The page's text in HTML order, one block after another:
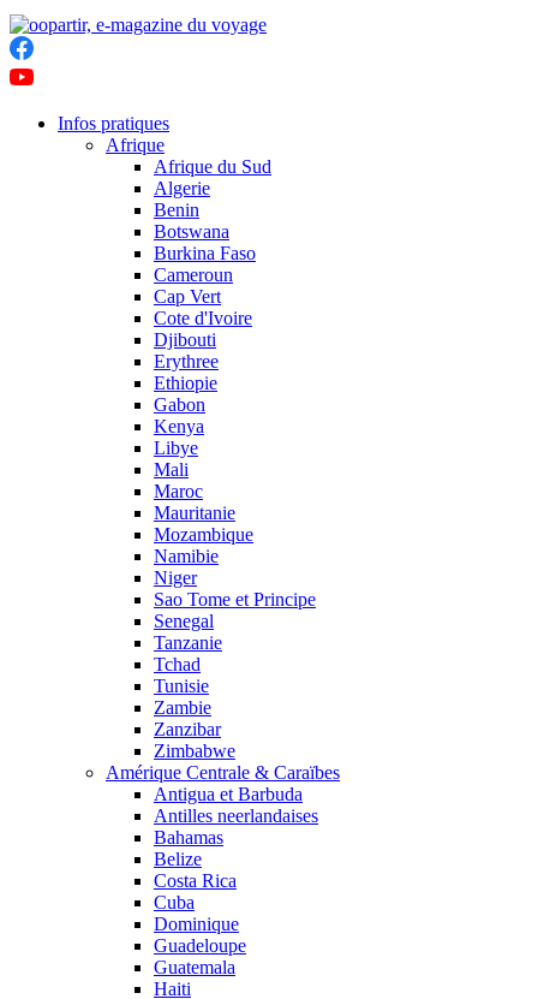
Infos pratiques
Afrique
Afrique du Sud
Algerie
Benin
Botswana
Burkina Faso
Cameroun
Cap Vert
Cote d'Ivoire
Djibouti
Erythree
Ethiopie
Gabon
Kenya
Libye
Mali
Maroc
Mauritanie
Mozambique
Namibie
Niger
Sao Tome et Principe
Senegal
Tanzanie
Tchad
Tunisie
Zambie
Zanzibar
Zimbabwe
Amérique Centrale & Caraïbes
Antigua et Barbuda
Antilles neerlandaises
Bahamas
Belize
Costa Rica
Cuba
Dominique
Guadeloupe
Guatemala
Haiti